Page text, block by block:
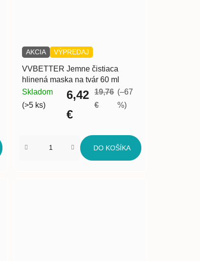
AKCIA VÝPREDAJ
VVBETTER Jemne čistiaca
hlinená maska na tvár 60 ml
Skladom
(>5 ks)
6,42
€
19,76
€
(–67
%)
DO KOŠÍKA